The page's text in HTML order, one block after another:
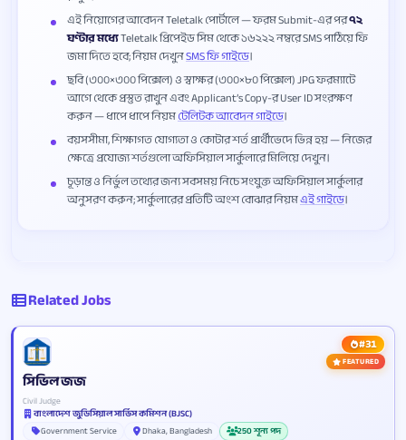
এই নিয়োগের আবেদন Teletalk পোর্টালে — ফরম Submit-এর পর৭২
ঘণ্টার মধ্যেTeletalk প্রিপেইড সিম থেকে ১৬২২২ নম্বরে SMS পাঠিয়ে ফি
জমা দিতে হবে; নিয়ম দেখুনSMS ফি গাইডে।
ছবি (৩০০×৩০০ পিক্সেল) ও স্বাক্ষর (৩০০×৮০ পিক্সেল) JPG ফরম্যাটে
আগে থেকে প্রস্তুত রাখুন এবং Applicant’s Copy-র User ID সংরক্ষণ
করুন — ধাপে ধাপে নিয়মটেলিটক আবেদন গাইডে।
বয়সসীমা, শিক্ষাগত যোগ্যতা ও কোটার শর্ত প্রার্থীভেদে ভিন্ন হয় — নিজের
ক্ষেত্রে প্রযোজ্য শর্তগুলো অফিসিয়াল সার্কুলারে মিলিয়ে দেখুন।
চূড়ান্ত ও নির্ভুল তথ্যের জন্য সবসময় নিচে সংযুক্ত অফিসিয়াল সার্কুলার
অনুসরণ করুন; সার্কুলারের প্রতিটি অংশ বোঝার নিয়মএই গাইডে।
Related Jobs
#31
FEATURED
সিভিল জজ
Civil Judge
বাংলাদেশ জুডিসিয়াল সার্ভিস কমিশন (BJSC)
Government Service
Dhaka, Bangladesh 250 শূন্য পদ